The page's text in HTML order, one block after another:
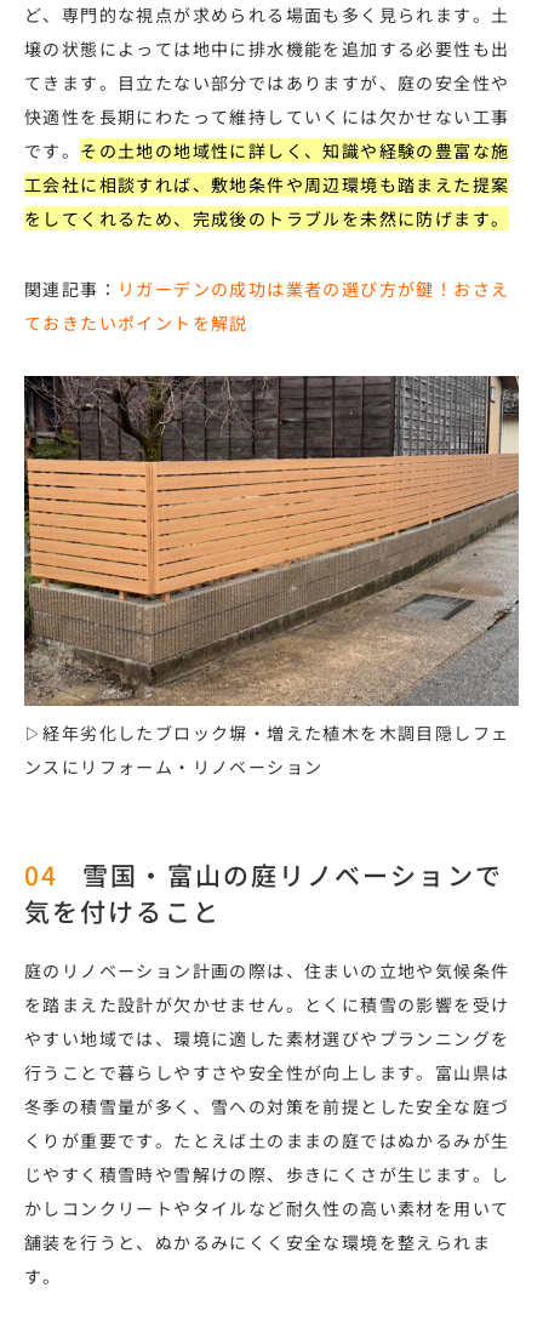
ど、専門的な視点が求められる場面も多く見られます。土
壌の状態によっては地中に排水機能を追加する必要性も出
てきます。目立たない部分ではありますが、庭の安全性や
快適性を長期にわたって維持していくには欠かせない工事
です。 その土地の地域性に詳しく、知識や経験の豊富な施
工会社に相談すれば、敷地条件や周辺環境も踏まえた提案
をしてくれるため、完成後のトラブルを未然に防げます。
関連記事： リガーデンの成功は業者の選び方が鍵！おさえ
ておきたいポイントを解説
▷経年劣化したブロック塀・増えた植木を木調目隠しフェ
ンスにリフォーム・リノベーション
雪国・富山の庭リノベーションで
気を付けること
庭のリノベーション計画の際は、住まいの立地や気候条件
を踏まえた設計が欠かせません。とくに積雪の影響を受け
やすい地域では、環境に適した素材選びやプランニングを
行うことで暮らしやすさや安全性が向上します。富山県は
冬季の積雪量が多く、雪への対策を前提とした安全な庭づ
くりが重要です。たとえば土のままの庭ではぬかるみが生
じやすく積雪時や雪解けの際、歩きにくさが生じます。し
かしコンクリートやタイルなど耐久性の高い素材を用いて
舗装を行うと、ぬかるみにくく安全な環境を整えられま
す。